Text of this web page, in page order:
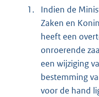
1.
Indien de
Zaken en
heeft een
onroerende
een wijziging
bestemming
voor de hand